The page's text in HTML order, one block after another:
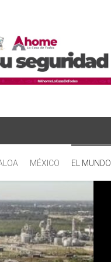
MÉXICO EL MUNDO